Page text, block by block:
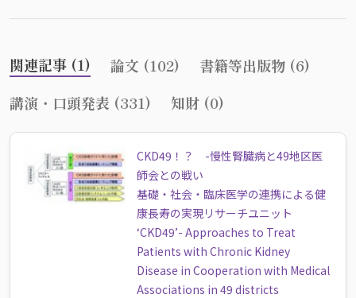
関連記事 (1) 論文 (102)
書籍等出版物 (6)
講演・口頭発表 (331)
知財 (0)
CKD49！？ -慢性腎臓病と49地区医
師会との戦い
基礎・社会・臨床医学の連携による健
康長寿の実現リサーチユニット
‘CKD49’- Approaches to Treat
Patients with Chronic Kidney
Disease in Cooperation with Medical
Associations in 49 districts